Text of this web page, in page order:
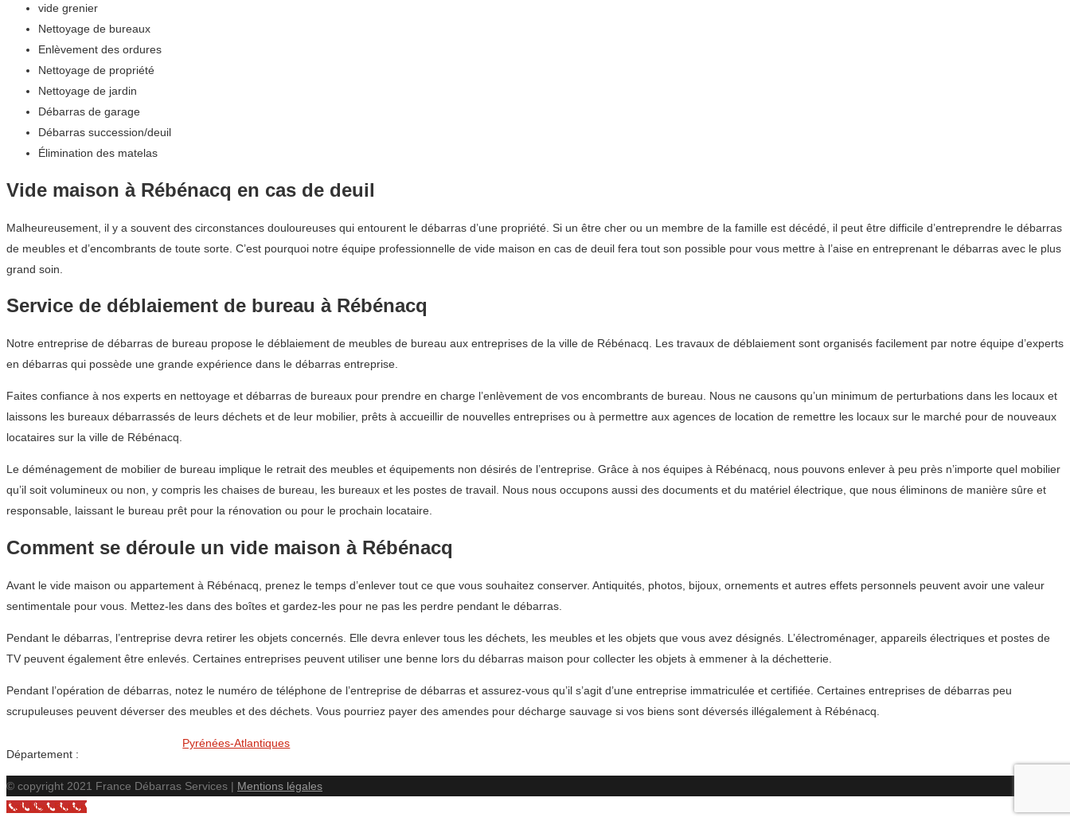
vide grenier
Nettoyage de bureaux
Enlèvement des ordures
Nettoyage de propriété
Nettoyage de jardin
Débarras de garage
Débarras succession/deuil
Élimination des matelas
Vide maison à Rébénacq en cas de deuil
Malheureusement, il y a souvent des circonstances douloureuses qui entourent le débarras d’une propriété. Si un être cher ou un membre de la famille est décédé, il peut être difficile d’entreprendre le débarras
de meubles et d’encombrants de toute sorte. C’est pourquoi notre équipe professionnelle de vide maison en cas de deuil fera tout son possible pour vous mettre à l’aise en entreprenant le débarras avec le plus
grand soin.
Service de déblaiement de bureau à Rébénacq
Notre entreprise de débarras de bureau propose le déblaiement de meubles de bureau aux entreprises de la ville de Rébénacq. Les travaux de déblaiement sont organisés facilement par notre équipe d’experts
en débarras qui possède une grande expérience dans le débarras entreprise.
Faites confiance à nos experts en nettoyage et débarras de bureaux pour prendre en charge l’enlèvement de vos encombrants de bureau. Nous ne causons qu’un minimum de perturbations dans les locaux et
laissons les bureaux débarrassés de leurs déchets et de leur mobilier, prêts à accueillir de nouvelles entreprises ou à permettre aux agences de location de remettre les locaux sur le marché pour de nouveaux
locataires sur la ville de Rébénacq.
Le déménagement de mobilier de bureau implique le retrait des meubles et équipements non désirés de l’entreprise. Grâce à nos équipes à Rébénacq, nous pouvons enlever à peu près n’importe quel mobilier
qu’il soit volumineux ou non, y compris les chaises de bureau, les bureaux et les postes de travail. Nous nous occupons aussi des documents et du matériel électrique, que nous éliminons de manière sûre et
responsable, laissant le bureau prêt pour la rénovation ou pour le prochain locataire.
Comment se déroule un vide maison à Rébénacq
Avant le vide maison ou appartement à Rébénacq, prenez le temps d’enlever tout ce que vous souhaitez conserver. Antiquités, photos, bijoux, ornements et autres effets personnels peuvent avoir une valeur
sentimentale pour vous. Mettez-les dans des boîtes et gardez-les pour ne pas les perdre pendant le débarras.
Pendant le débarras, l’entreprise devra retirer les objets concernés. Elle devra enlever tous les déchets, les meubles et les objets que vous avez désignés. L’électroménager, appareils électriques et postes de
TV peuvent également être enlevés. Certaines entreprises peuvent utiliser une benne lors du débarras maison pour collecter les objets à emmener à la déchetterie.
Pendant l’opération de débarras, notez le numéro de téléphone de l’entreprise de débarras et assurez-vous qu’il s’agit d’une entreprise immatriculée et certifiée. Certaines entreprises de débarras peu
scrupuleuses peuvent déverser des meubles et des déchets. Vous pourriez payer des amendes pour décharge sauvage si vos biens sont déversés illégalement à Rébénacq.
Département :
Pyrénées-Atlantiques
© copyright 2021 France Débarras Services | Mentions légales
Call Now Button